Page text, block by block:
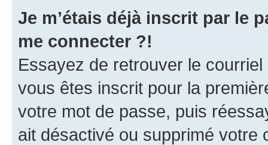
Je m’étais déjà inscrit par le
me connecter ?!
Essayez de retrouver le
vous êtes inscrit pour la
votre mot de passe, puis
ait désactivé ou supprimé votre